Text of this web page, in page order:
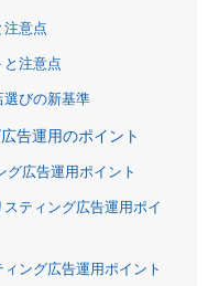
注意点
注意点
選びの新基準
告運用のポイント
広告運用ポイント
ティング広告運用ポイ
ング広告運用ポイント